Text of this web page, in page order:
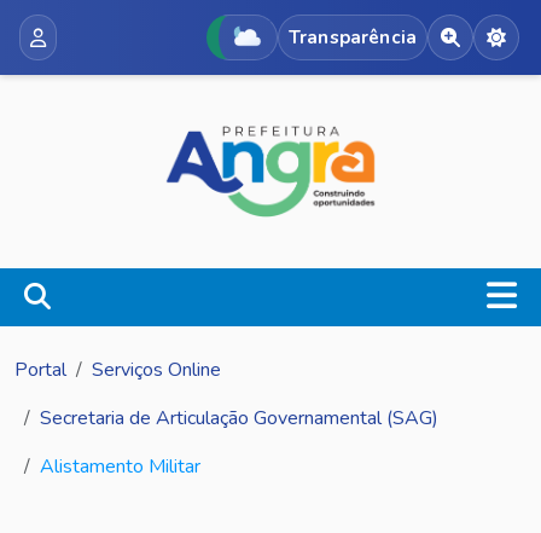
Transparência
Portal
Serviços Online
Secretaria de Articulação Governamental (SAG)
Alistamento Militar